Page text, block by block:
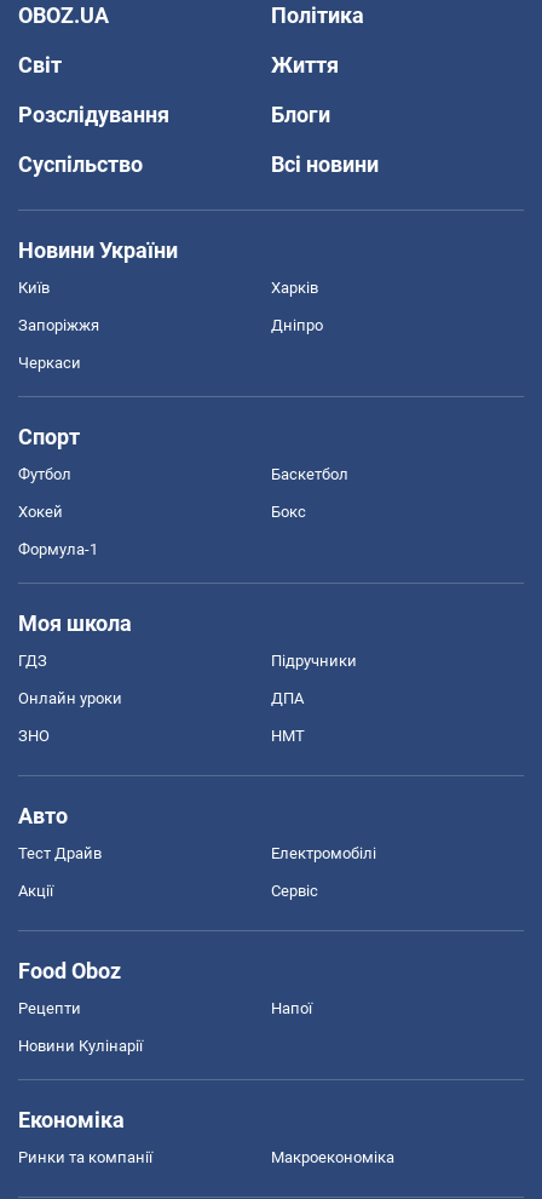
OBOZ.UA
Політика
Світ
Життя
Розслідування
Блоги
Суспільство
Всі новини
Новини України
Київ Харків
Запоріжжя Дніпро
Черкаси
Спорт
Футбол Баскетбол
Хокей Бокс
Формула-1
Моя школа
ГДЗ Підручники
Онлайн уроки ДПА
ЗНО НМТ
Авто
Тест Драйв Електромобілі
Акції Сервіс
Food Oboz
Рецепти Напої
Новини Кулінарії
Економіка
Ринки та компанії Макроекономіка